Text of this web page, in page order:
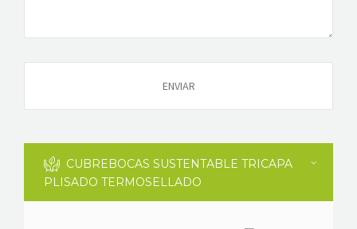
CUBREBOCAS SUSTENTABLE TRICAPA
PLISADO TERMOSELLADO